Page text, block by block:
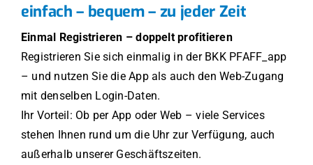
einfach – bequem – zu jeder Zeit
Einmal Registrieren – doppelt profitieren
Registrieren Sie sich einmalig in der BKK PFAFF_app
– und nutzen Sie die App als auch den Web-Zugang
mit denselben Login-Daten.
Ihr Vorteil: Ob per App oder Web – viele Services
stehen Ihnen rund um die Uhr zur Verfügung, auch
außerhalb unserer Geschäftszeiten.